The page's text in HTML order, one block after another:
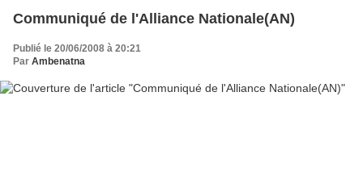
Communiqué de l'Alliance Nationale(AN)
Publié le 20/06/2008 à 20:21
Par Ambenatna